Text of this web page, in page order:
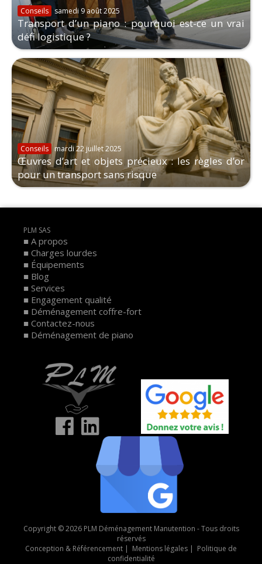
Conseils samedi 9 août 2025
Transport d’un piano : pourquoi est-ce un vrai
défi logistique ?
Conseils mardi 22 juillet 2025
Œuvres d’art et objets précieux : les règles d’or
pour un transport sans risque
PLM SAS
A propos
Charges lourdes
Équipements
Blog
Services
Engagement qualité
Déménagement coffre-fort
Contactez-nous
Déménagement de piano
Copyright © 2026 PLM Déménagement Manutention - Tous droits
réservés
Conception & Référencement | Mentions légales | Politique de
confidentialité